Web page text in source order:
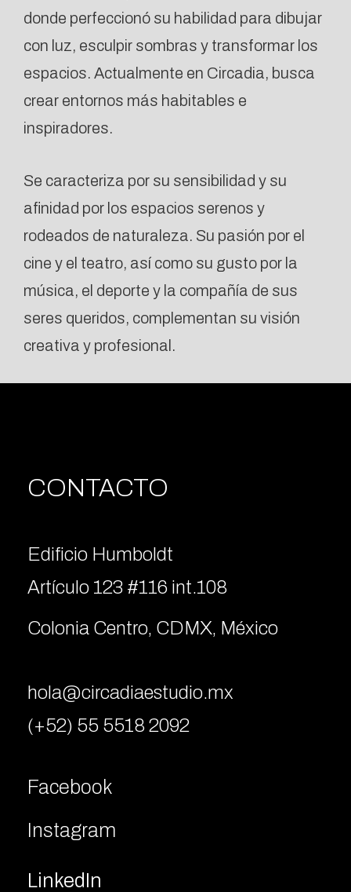
donde perfeccionó su habilidad para dibujar
con luz, esculpir sombras y transformar los
espacios. Actualmente en Circadia, busca
crear entornos más habitables e
inspiradores.
Se caracteriza por su sensibilidad y su
afinidad por los espacios serenos y
rodeados de naturaleza. Su pasión por el
cine y el teatro, así como su gusto por la
música, el deporte y la compañía de sus
seres queridos, complementan su visión
creativa y profesional.
CONTACTO
Edificio Humboldt
Artículo 123 #116 int.108
Colonia Centro, CDMX, México
hola@circadiaestudio.mx
(+52) 55 5518 2092
Facebook
Instagram
LinkedIn